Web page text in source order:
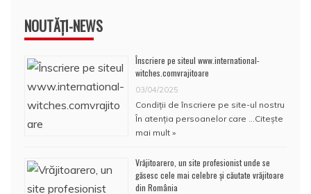
NOUTĂȚI-NEWS
Înscriere pe siteul www.international-
witches.comvrajitoare
03/04/2025
Condiţii de înscriere pe site-ul nostru
În atenţia persoanelor care … Citește
mai mult »
Vrăjitoarero, un site profesionist unde se
găsesc cele mai celebre și căutate vrăjitoare
din România